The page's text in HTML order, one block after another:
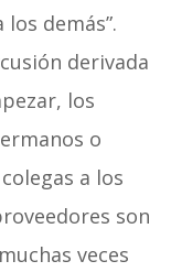
demás”.
derivada
los
o
a los
son
veces